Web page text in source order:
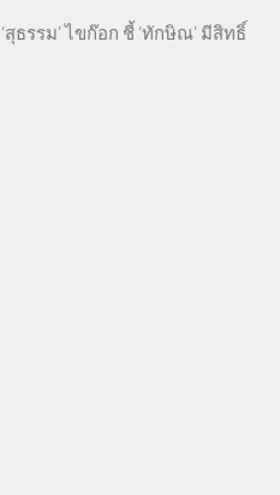
สุธรรม’ ไขก๊อก ชี้ ‘ทักษิณ’ มีสิทธิ์